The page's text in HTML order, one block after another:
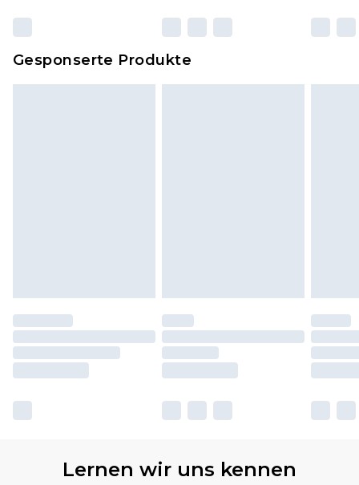
zurückgesendet werden.
Klickehierum unsere vollständigen
Gesponserte Produkte
Lernen wir uns kennen